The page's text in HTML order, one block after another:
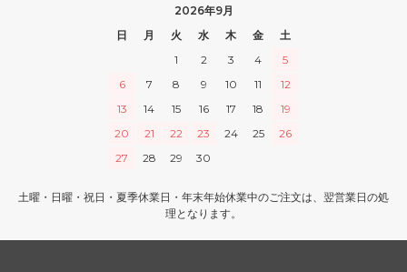
2026年9月
日
月 火 水 木 金
土
1
2 3 4
5
6
7 8 9 10 11
12
13
14 15 16 17 18
19
20
21 22 23 24 25
26
27
28 29 30
土曜・日曜・祝日・夏季休業日・年末年始休業中のご注文は、翌営業日の処
理となります。